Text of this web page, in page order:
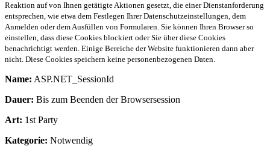
Reaktion auf von Ihnen getätigte Aktionen gesetzt, die einer Dienstanforderung
entsprechen, wie etwa dem Festlegen Ihrer Datenschutzeinstellungen, dem
Anmelden oder dem Ausfüllen von Formularen. Sie können Ihren Browser so
einstellen, dass diese Cookies blockiert oder Sie über diese Cookies
benachrichtigt werden. Einige Bereiche der Website funktionieren dann aber
nicht. Diese Cookies speichern keine personenbezogenen Daten.
Name: ASP.NET_SessionId
Dauer: Bis zum Beenden der Browsersession
Art: 1st Party
Kategorie: Notwendig